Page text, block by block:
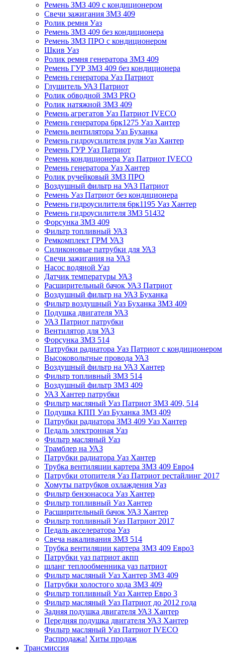
Ремень ЗМЗ 409 с кондиционером
Свечи зажигания ЗМЗ 409
Ролик ремня Уаз
Ремень ЗМЗ 409 без кондиционера
Ремень ЗМЗ ПРО с кондиционером
Шкив Уаз
Ролик ремня генератора ЗМЗ 409
Ремень ГУР ЗМЗ 409 без кондиционера
Ремень генератора Уаз Патриот
Глушитель УАЗ Патриот
Ролик обводной ЗМЗ PRO
Ролик натяжной ЗМЗ 409
Ремень агрегатов Уаз Патриот IVECO
Ремень генератора 6рк1275 Уаз Хантер
Ремень вентилятора Уаз Буханка
Ремень гидроусилителя руля Уаз Хантер
Ремень ГУР Уаз Патриот
Ремень кондиционера Уаз Патриот IVECO
Ремень генератора Уаз Хантер
Ролик ручейковый ЗМЗ ПРО
Воздушный фильтр на УАЗ Патриот
Ремень Уаз Патриот без кондиционера
Ремень гидроусилителя 6рк1195 Уаз Хантер
Ремень гидроусилителя ЗМЗ 51432
Форсунка ЗМЗ 409
Фильтр топливный УАЗ
Ремкомплект ГРМ УАЗ
Силиконовые патрубки для УАЗ
Свечи зажигания на УАЗ
Насос водяной Уаз
Датчик температуры УАЗ
Расширительный бачок УАЗ Патриот
Воздушный фильтр на УАЗ Буханка
Фильтр воздушный Уаз Буханка ЗМЗ 409
Подушка двигателя УАЗ
УАЗ Патриот патрубки
Вентилятор для УАЗ
Форсунка ЗМЗ 514
Патрубки радиатора Уаз Патриот с кондиционером
Высоковольтные провода УАЗ
Воздушный фильтр на УАЗ Хантер
Фильтр топливный ЗМЗ 514
Воздушный фильтр ЗМЗ 409
УАЗ Хантер патрубки
Фильтр масляный Уаз Патриот ЗМЗ 409, 514
Подушка КПП Уаз Буханка ЗМЗ 409
Патрубки радиатора ЗМЗ 409 Уаз Хантер
Педаль электронная Уаз
Фильтр масляный Уаз
Трамблер на УАЗ
Патрубки радиатора Уаз Хантер
Трубка вентиляции картера ЗМЗ 409 Евро4
Патрубки отопителя Уаз Патриот рестайлинг 2017
Хомуты патрубков охлаждения Уаз
Фильтр бензонасоса Уаз Хантер
Фильтр топливный Уаз Хантер
Расширительный бачок УАЗ Хантер
Фильтр топливный Уаз Патриот 2017
Педаль акселератора Уаз
Свеча накаливания ЗМЗ 514
Трубка вентиляции картера ЗМЗ 409 Евро3
Патрубки уаз патриот акпп
шланг теплообменника уаз патриот
Фильтр масляный Уаз Хантер ЗМЗ 409
Патрубки холостого хода ЗМЗ 409
Фильтр топливный Уаз Хантер Евро 3
Фильтр масляный Уаз Патриот до 2012 года
Задняя подушка двигателя УАЗ Хантер
Передняя подушка двигателя УАЗ Хантер
Фильтр масляный Уаз Патриот IVECO
Распродажа! Хиты продаж
Трансмиссия